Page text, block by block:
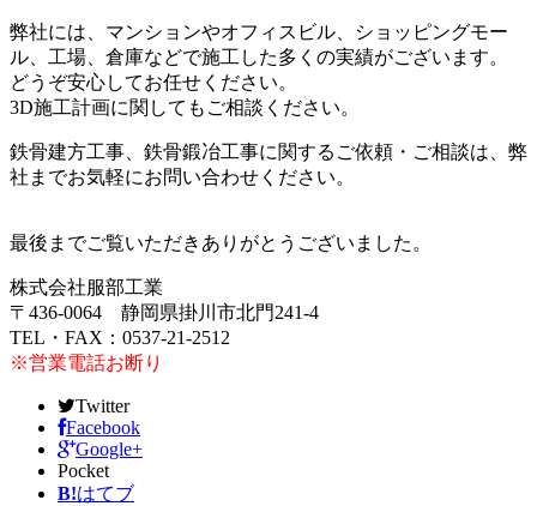
弊社には、マンションやオフィスビル、ショッピングモー
ル、工場、倉庫などで施工した多くの実績がございます。
どうぞ安心してお任せください。
3D施工計画に関してもご相談ください。
鉄骨建方工事、鉄骨鍛冶工事に関するご依頼・ご相談は、弊
社までお気軽にお問い合わせください。
最後までご覧いただきありがとうございました。
株式会社服部工業
〒436-0064 静岡県掛川市北門241-4
TEL・FAX：0537-21-2512
※営業電話お断り
Twitter
Facebook
Google+
Pocket
B!はてブ